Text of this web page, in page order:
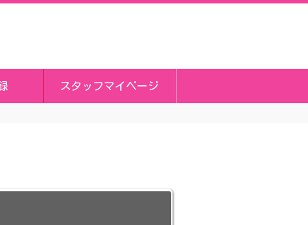
スタッフマイページ